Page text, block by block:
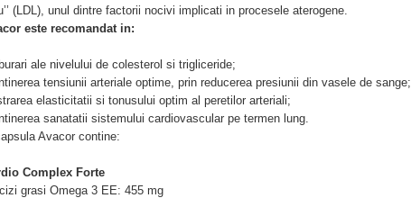
(LDL), unul dintre factorii nocivi implicati in procesele aterogene.
este recomandat in:
ale nivelului de colesterol si trigliceride;
tensiunii arteriale optime, prin reducerea presiunii din vasele de sange;
elasticitatii si tonusului optim al peretilor arteriali;
sanatatii sistemului cardiovascular pe termen lung.
Avacor contine:
Complex Forte
grasi Omega 3 EE: 455 mg